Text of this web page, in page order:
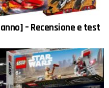
– Recensione e test